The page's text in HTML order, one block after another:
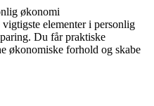
økonomi
elementer i personlig
Du får praktiske
økonomiske forhold og skabe